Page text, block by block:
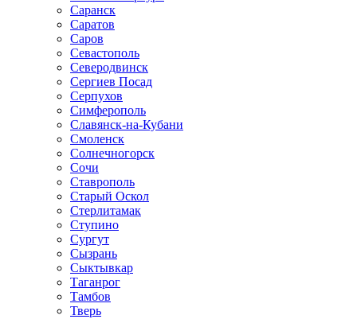
Саранск
Саратов
Саров
Севастополь
Северодвинск
Сергиев Посад
Серпухов
Симферополь
Славянск-на-Кубани
Смоленск
Солнечногорск
Сочи
Ставрополь
Старый Оскол
Стерлитамак
Ступино
Сургут
Сызрань
Сыктывкар
Таганрог
Тамбов
Тверь